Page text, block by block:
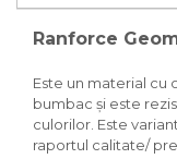
Ranforce
Este un material cu
bumbac și este
culorilor. Este
raportul calitate/